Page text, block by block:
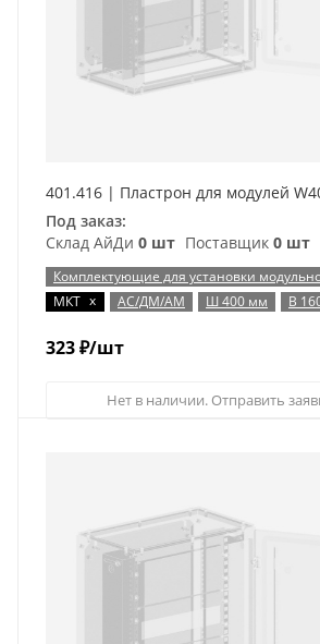
401.416 | Пластрон для модулей
Под заказ:
Склад АйДи 0 шт Поставщик 0 шт
Комплектующие для установки
МКТ x АС/ДМ/АМ Ш 400 мм В
323₽/шт
Нет в наличии. Отправить